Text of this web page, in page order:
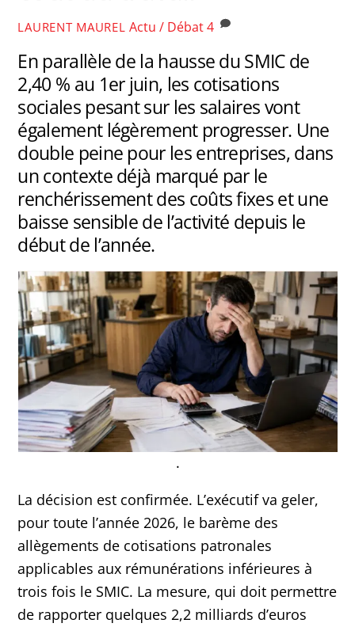
LAURENT MAUREL Actu / Débat4
En parallèle de la hausse du SMIC de
2,40 % au 1er juin, les cotisations
sociales pesant sur les salaires vont
également légèrement progresser. Une
double peine pour les entreprises, dans
un contexte déjà marqué par le
renchérissement des coûts fixes et une
baisse sensible de l’activité depuis le
début de l’année.
.
La décision est confirmée. L’exécutif va geler,
pour toute l’année 2026, le barème des
allègements de cotisations patronales
applicables aux rémunérations inférieures à
trois fois le SMIC. La mesure, qui doit permettre
de rapporter quelques 2,2 milliards d’euros